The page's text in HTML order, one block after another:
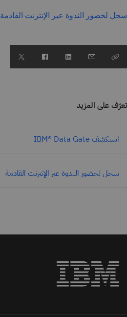
سجل لحضور الندوة عبر الإنترنت القادمة
تعرّف على المزيد
استكشف IBM® Data Gate
سجل لحضور الندوة عبر الإنترنت القادمة